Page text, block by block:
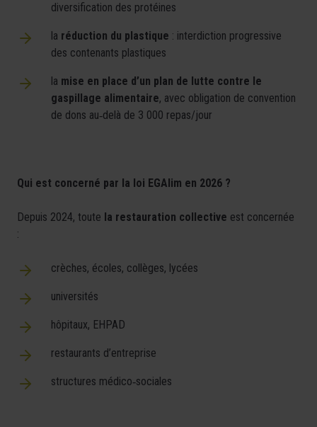
diversification des protéines
la réduction du plastique : interdiction progressive
des contenants plastiques
la mise en place d’un plan de lutte contre le
gaspillage alimentaire, avec obligation de convention
de dons au‑delà de 3 000 repas/jour
Qui est concerné par la loi EGAlim en 2026 ?
Depuis 2024, toute la restauration collective est concernée
:
crèches, écoles, collèges, lycées
universités
hôpitaux, EHPAD
restaurants d’entreprise
structures médico‑sociales